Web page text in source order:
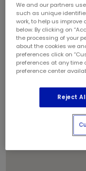
We and our partners
such as unique
work, to help us
below. By clicking on
the processing of your
about the cookies we
preferences click on
preferences at any time
preference center
Reject